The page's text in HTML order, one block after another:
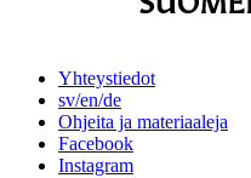
Yhteystiedot
sv/en/de
Ohjeita ja materiaaleja
Facebook
Instagram